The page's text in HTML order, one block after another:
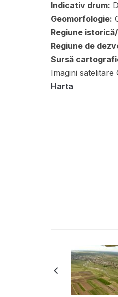
Indicativ drum:
Geomorfologie:
Regiune
Regiune de
Sursă
Imagini
Harta